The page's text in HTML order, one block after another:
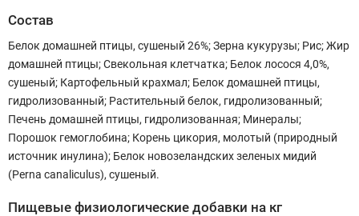
Состав
Белок домашней птицы, сушеный 26%; Зерна кукурузы; Рис; Жир
домашней птицы; Свекольная клетчатка; Белок лосося 4,0%,
сушеный; Картофельный крахмал; Белок домашней птицы,
гидролизованный; Растительный белок, гидролизованный;
Печень домашней птицы, гидролизованная; Минералы;
Порошок гемоглобина; Корень цикория, молотый (природный
источник инулина); Белок новозеландских зеленых мидий
(Perna canaliculus), сушеный.
Пищевые физиологические добавки на кг